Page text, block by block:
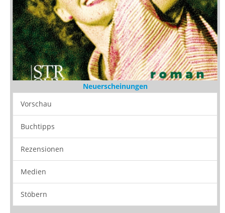
Vorschau
Buchtipps
Rezensionen
Medien